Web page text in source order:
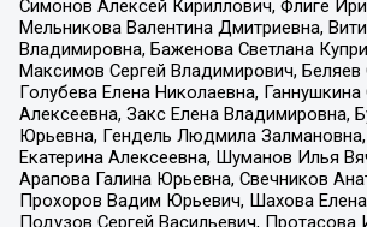
Симонов Алексей Кириллович, Флиге
Мельникова Валентина Дмитриевна,
Владимировна, Баженова Светлана
Максимов Сергей Владимирович, Беляев
Голубева Елена Николаевна, Ганнушкина
Алексеевна, Закс Елена Владимировна,
Юрьевна, Гендель Людмила
Екатерина Алексеевна, Шуманов Илья
Арапова Галина Юрьевна, Свечников
Прохоров Вадим Юрьевич, Шахова
Подузов Сергей Васильевич, Протасова